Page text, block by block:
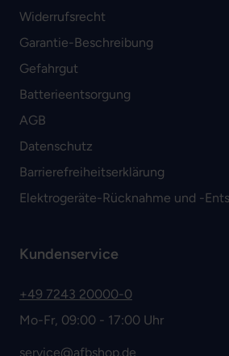
Widerrufsrecht
Garantie-Beschreibung
Gefahrgut
Batterieentsorgung
AGB
Datenschutz
Barrierefreiheitserklärung
Elektrogeräte-Rücknahme und -
Kundenservice
+49 7243 20000-0
Mo-Fr, 09:00 - 17:00 Uhr
service@afbshop.de